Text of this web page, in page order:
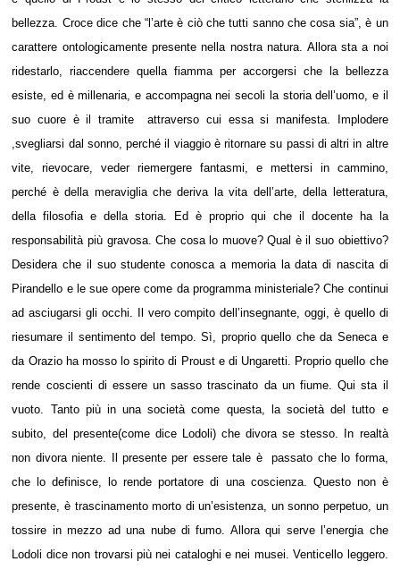
bellezza. Croce dice che “l’arte è ciò che tutti sanno che cosa sia”, è un
carattere ontologicamente presente nella nostra natura. Allora sta a noi
ridestarlo, riaccendere quella fiamma per accorgersi che la bellezza
esiste, ed è millenaria, e accompagna nei secoli la storia dell’uomo, e il
suo cuore è il tramite attraverso cui essa si manifesta. Implodere
,svegliarsi dal sonno, perché il viaggio è ritornare su passi di altri in altre
vite, rievocare, veder riemergere fantasmi, e mettersi in cammino,
perché è della meraviglia che deriva la vita dell’arte, della letteratura,
della filosofia e della storia. Ed è proprio qui che il docente ha la
responsabilità più gravosa. Che cosa lo muove? Qual è il suo obiettivo?
Desidera che il suo studente conosca a memoria la data di nascita di
Pirandello e le sue opere come da programma ministeriale? Che continui
ad asciugarsi gli occhi. Il vero compito dell’insegnante, oggi, è quello di
riesumare il sentimento del tempo. Sì, proprio quello che da Seneca e
da Orazio ha mosso lo spirito di Proust e di Ungaretti. Proprio quello che
rende coscienti di essere un sasso trascinato da un fiume. Qui sta il
vuoto. Tanto più in una società come questa, la società del tutto e
subito, del presente(come dice Lodoli) che divora se stesso. In realtà
non divora niente. Il presente per essere tale è passato che lo forma,
che lo definisce, lo rende portatore di una coscienza. Questo non è
presente, è trascinamento morto di un’esistenza, un sonno perpetuo, un
tossire in mezzo ad una nube di fumo. Allora qui serve l’energia che
Lodoli dice non trovarsi più nei cataloghi e nei musei. Venticello leggero.